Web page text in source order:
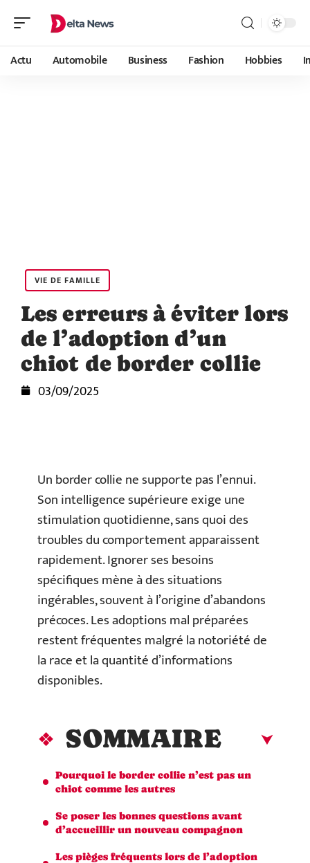
Actu Automobile Business Fashion Hobbies
VIE DE FAMILLE
Les erreurs à éviter lors
de l’adoption d’un
chiot de border collie
03/09/2025
Un border collie ne supporte pas l’ennui.
Son intelligence supérieure exige une
stimulation quotidienne, sans quoi des
troubles du comportement apparaissent
rapidement. Ignorer ses besoins
spécifiques mène à des situations
ingérables, souvent à l’origine d’abandons
précoces. Les adoptions mal préparées
restent fréquentes malgré la notoriété de
la race et la quantité d’informations
disponibles.
SOMMAIRE
Pourquoi le border collie n’est pas un
chiot comme les autres
Se poser les bonnes questions avant
d’accueillir un nouveau compagnon
Les pièges fréquents lors de l’adoption